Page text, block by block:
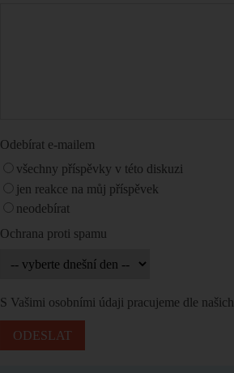
Odebírat e-mailem
všechny příspěvky v této diskuzi
jen reakce na můj příspěvek
neodebírat
Ochrana proti spamu
S Vašimi osobními údaji pracujeme dle našich